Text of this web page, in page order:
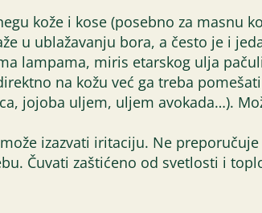
kože i kose (posebno za masnu
u ublažavanju bora, a često je i
lampama, miris etarskog ulja
na kožu već ga treba
jojoba uljem, uljem avokada…).
izazvati iritaciju. Ne
Čuvati zaštićeno od svetlosti i